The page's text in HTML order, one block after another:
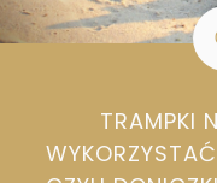
TRAMPKI